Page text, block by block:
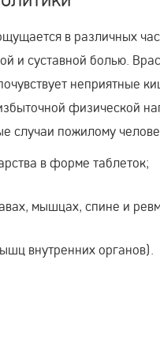
в различных
и суставной болью.
неприятные
физической
случаи пожилому
в форме таблеток;
мышцах, спине и
внутренних органов).